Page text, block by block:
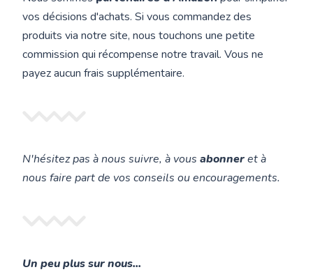
vos décisions d'achats. Si vous commandez des
produits via notre site, nous touchons une petite
commission qui récompense notre travail. Vous ne
payez aucun frais supplémentaire.
N'hésitez pas à nous suivre, à vousabonneret à
nous faire part de vos conseils ou encouragements.
Un peu plus sur nous...